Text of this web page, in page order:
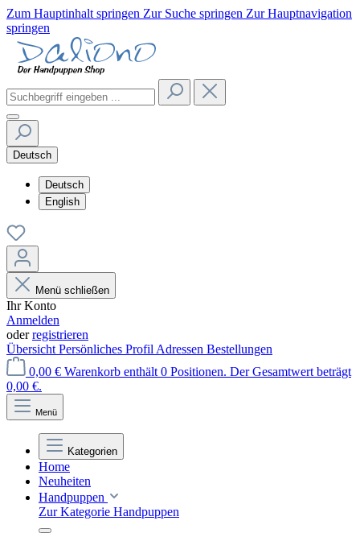
Zum Hauptinhalt springen Zur Suche springen Zur Hauptnavigation
springen
Deutsch
Deutsch
English
Menü schließen
Ihr Konto
Anmelden
oderregistrieren
Übersicht Persönliches Profil Adressen Bestellungen
0,00 € Warenkorb enthält 0 Positionen. Der Gesamtwert beträgt
0,00 €.
Menü
Kategorien
Home
Neuheiten
Handpuppen
Zur Kategorie Handpuppen